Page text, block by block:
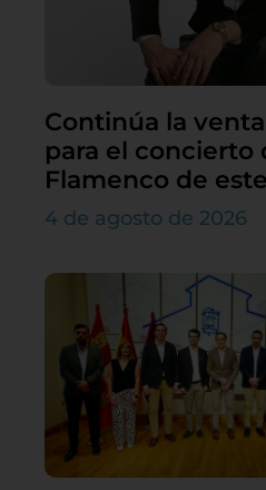
Continúa la
para el concierto
Flamenco de
4 de agosto de 2026